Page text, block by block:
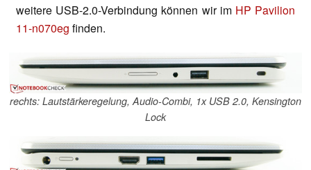
weitere USB-2.0-Verbindung können wir im HP Pavilion
11-n070eg finden.
rechts: Lautstärkeregelung, Audio-Combi, 1x USB 2.0, Kensington
Lock